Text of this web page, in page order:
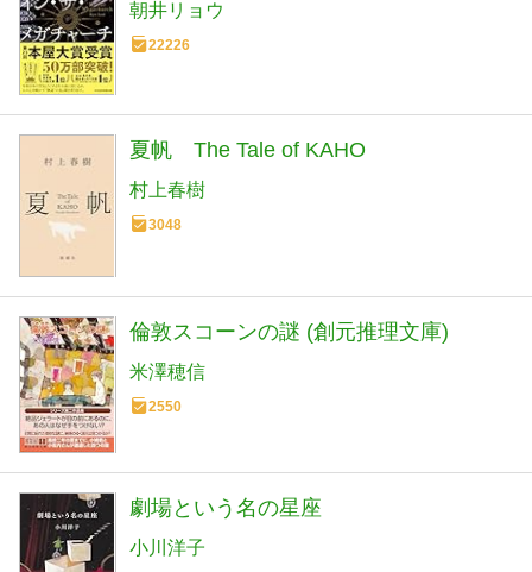
朝井リョウ
22226
夏帆 The Tale of KAHO
村上春樹
3048
倫敦スコーンの謎 (創元推理文庫)
米澤穂信
2550
劇場という名の星座
小川洋子